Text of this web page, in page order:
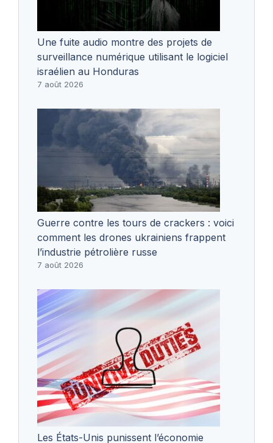
Une fuite audio montre des projets de
surveillance numérique utilisant le logiciel
israélien au Honduras
7 août 2026
Guerre contre les tours de crackers : voici
comment les drones ukrainiens frappent
l’industrie pétrolière russe
7 août 2026
Les États-Unis punissent l’économie